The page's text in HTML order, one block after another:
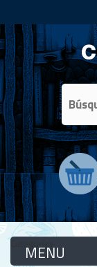
Categorías